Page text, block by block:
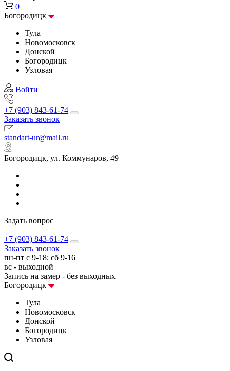
0
Богородицк
Тула
Новомосковск
Донской
Богородицк
Узловая
Войти
+7 (903) 843-61-74
Заказать звонок
standart-ur@mail.ru
Богородицк, ул. Коммунаров, 49
Задать вопрос
+7 (903) 843-61-74
Заказать звонок
пн-пт с 9-18; сб 9-16
вс - выходной
Запись на замер - без выходных
Богородицк
Тула
Новомосковск
Донской
Богородицк
Узловая